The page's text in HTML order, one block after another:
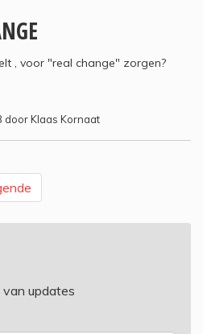
, voor "real change" zorgen?
door Klaas Kornaat
updates